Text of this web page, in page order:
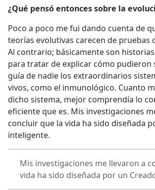
¿Qué pensó entonces sobre la
Poco a poco me fui dando cuenta de
teorías evolutivas carecen de pruebas
Al contrario; básicamente son
para tratar de explicar cómo pudieron
guía de nadie los extraordinarios
vivos, como el inmunológico. Cuanto
dicho sistema, mejor comprendía lo
eficiente que es. Mis investigaciones
concluir que la vida ha sido diseñada
inteligente.
Mis investigaciones me llevaron a
vida ha sido diseñada por un